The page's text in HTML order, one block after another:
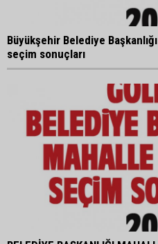
Büyükşehir Belediye
seçim sonuçları